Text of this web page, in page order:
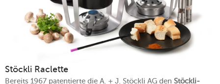
Stöckli Raclette
Bereits 1967 patentierte die A. + J. Stöckli AG den Stöckli-